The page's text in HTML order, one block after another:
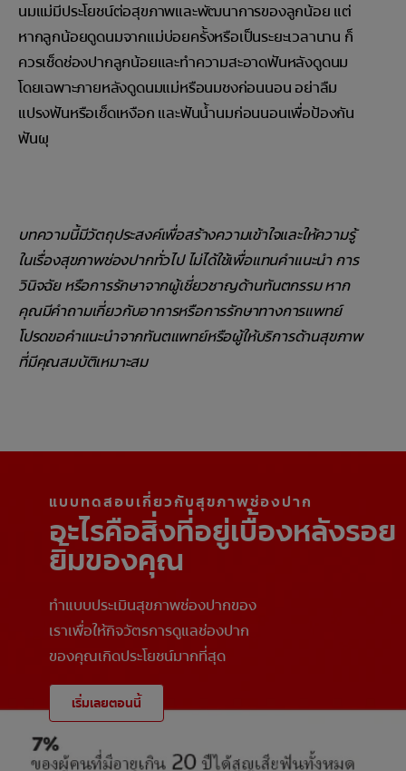
นมแม่มีประโยชน์ต่อสุขภาพและพัฒนาการของลูกน้อย แต่
หากลูกน้อยดูดนมจากแม่บ่อยครั้งหรือเป็นระยะเวลานาน ก็
ควรเช็ดช่องปากลูกน้อยและทำความสะอาดฟันหลังดูดนม
โดยเฉพาะภายหลังดูดนมแม่หรือนมชงก่อนนอน อย่าลืม
แปรงฟันหรือเช็ดเหงือก และฟันน้ำนมก่อนนอนเพื่อป้องกัน
ฟันผุ
บทความนี้มีวัตถุประสงค์เพื่อสร้างความเข้าใจและให้ความรู้
ในเรื่องสุขภาพช่องปากทั่วไป ไม่ได้ใช้เพื่อแทนคำแนะนำ การ
วินิจฉัย หรือการรักษาจากผู้เชี่ยวชาญด้านทันตกรรม หาก
คุณมีคำถามเกี่ยวกับอาการหรือการรักษาทางการแพทย์
โปรดขอคำแนะนำจากทันตแพทย์หรือผู้ให้บริการด้านสุขภาพ
ที่มีคุณสมบัติเหมาะสม
แบบทดสอบเกี่ยวกับสุขภาพช่องปาก
อะไรคือสิ่งที่อยู่เบื้องหลังรอย
ยิ้มของคุณ
ทำแบบประเมินสุขภาพช่องปากของ
เราเพื่อให้กิจวัตรการดูแลช่องปาก
ของคุณเกิดประโยชน์มากที่สุด
เริ่มเลยตอนนี้